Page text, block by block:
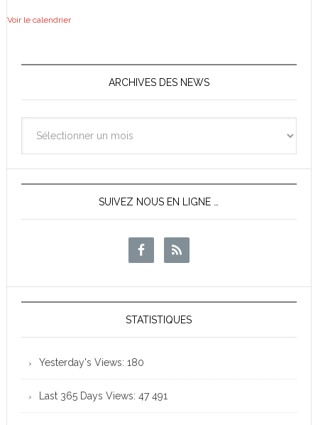
Voir le calendrier
ARCHIVES DES NEWS
des
News
SUIVEZ NOUS EN LIGNE …
STATISTIQUES
Yesterday's Views: 180
Last 365 Days Views: 47 491